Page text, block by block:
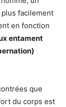
plus facilement
en fonction
entament
que
du corps est